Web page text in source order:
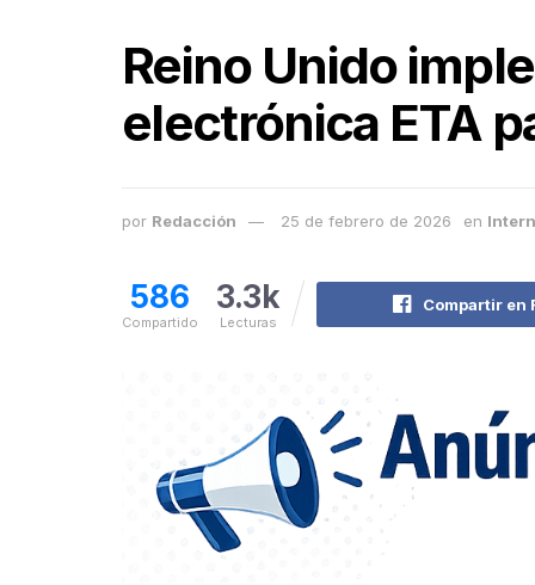
Reino Unido
electrónica ETA
por Redacción 25 de febrero de 2026 en
586
Compartido
3.3k
Lecturas
Compartir en